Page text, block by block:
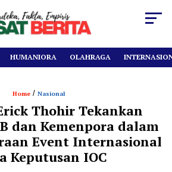
HUMANIORA OLAHRAGA
Home / Nasional
Thohir Tekankan
dan Kemenpora dalam
Event Internasional
Keputusan IOC